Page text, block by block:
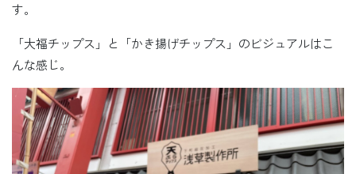
す。
「大福チップス」と「かき揚げチップス」のビジュアルはこ
んな感じ。